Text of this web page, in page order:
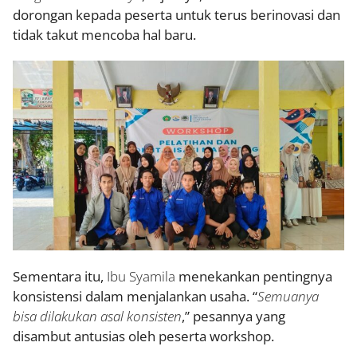
dorongan kepada peserta untuk terus berinovasi dan
tidak takut mencoba hal baru.
Sementara itu, Ibu Syamila menekankan pentingnya
konsistensi dalam menjalankan usaha. “Semuanya
bisa dilakukan asal konsisten,” pesannya yang
disambut antusias oleh peserta workshop.